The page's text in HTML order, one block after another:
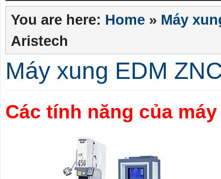
You are here: Home » Máy
Aristech
Máy xung EDM
Các tính năng của